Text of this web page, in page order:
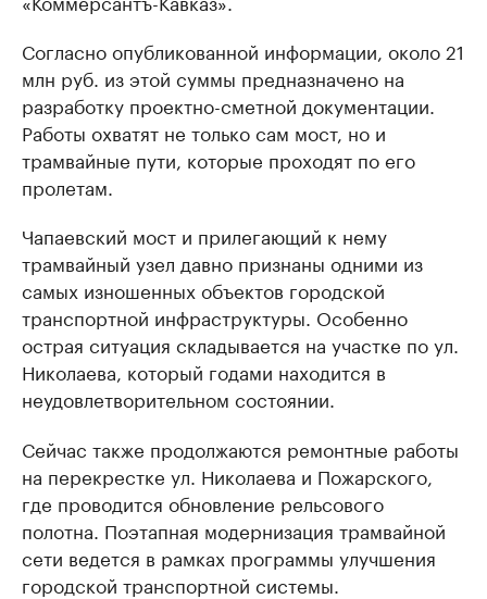
Согласно опубликованной информации, около 21
млн руб. из этой суммы предназначено на
разработку проектно-сметной документации.
Работы охватят не только сам мост, но и
трамвайные пути, которые проходят по его
пролетам.
Чапаевский мост и прилегающий к нему
трамвайный узел давно признаны одними из
самых изношенных объектов городской
транспортной инфраструктуры. Особенно
острая ситуация складывается на участке по ул.
Николаева, который годами находится в
неудовлетворительном состоянии.
Сейчас также продолжаются ремонтные работы
на перекрестке ул. Николаева и Пожарского,
где проводится обновление рельсового
полотна. Поэтапная модернизация трамвайной
сети ведется в рамках программы улучшения
городской транспортной системы.